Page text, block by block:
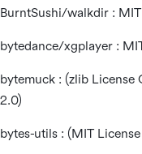
BurntSushi/walkdir :
bytedance/xgplayer :
bytemuck : (zlib License
2.0)
bytes-utils : (MIT